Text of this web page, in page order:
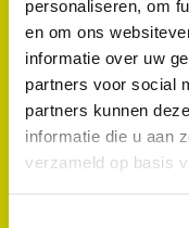
personaliseren, om
en om ons
informatie over uw
partners voor social
partners kunnen
informatie die u aan
verzameld op basis
aangrenzende
klasse 3, klasse
en stop